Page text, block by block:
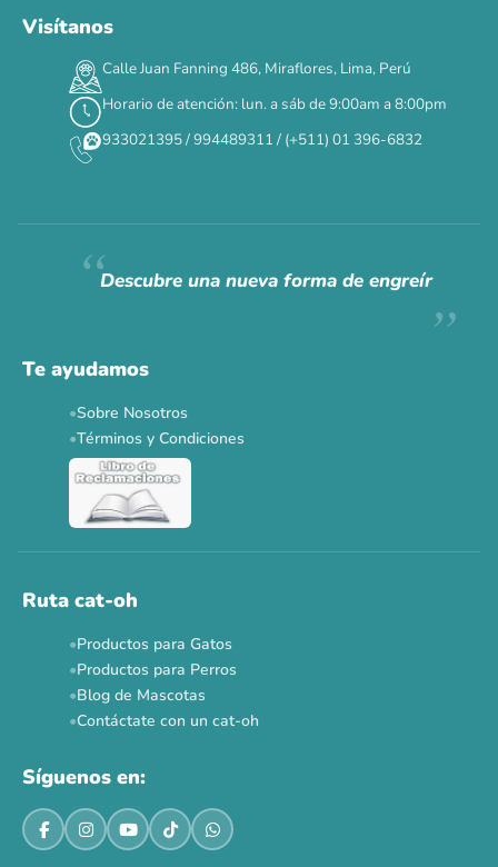
Visítanos
Calle Juan Fanning 486, Miraflores, Lima, Perú
Horario de atención: lun. a sáb de 9:00am a 8:00pm
933021395 / 994489311 / (+511) 01 396-6832
Descubre una nueva forma de engreír
Te ayudamos
Sobre Nosotros
Términos y Condiciones
Ruta cat-oh
Productos para Gatos
Productos para Perros
Blog de Mascotas
Contáctate con un cat-oh
Síguenos en: